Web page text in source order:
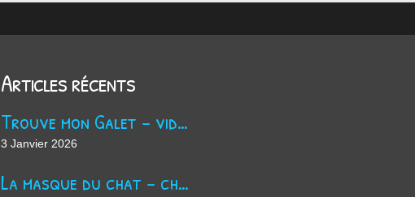
Articles récents
Trouve mon Galet - vidéo Youtube
3 Janvier 2026
La masque du chat - chanson d'Halloween